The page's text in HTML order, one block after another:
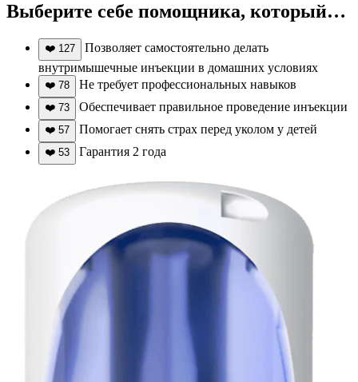
Выберите себе помощника, который…
❤️ 127
Позволяет самостоятельно делать
внутримышечные инъекции в домашних условиях
❤️ 78 Не требует профессиональных навыков
❤️ 73 Обеспечивает правильное проведение инъекции
❤️ 57 Помогает снять страх перед уколом у детей
❤️ 53 Гарантия 2 года